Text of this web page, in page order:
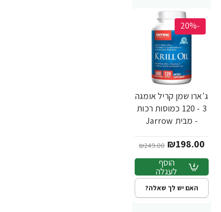
-20%
ג'ארו שמן קריל אומגה
3 - 120 כמוסות רכות
- מבית Jarrow
₪198.00
₪249.00
הוסף
לעגלה
האם יש לך שאלה?